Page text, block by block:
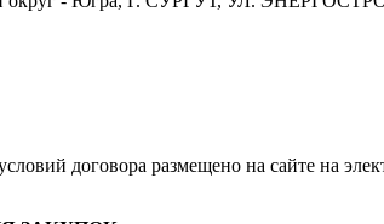
договора размещено на сайте на